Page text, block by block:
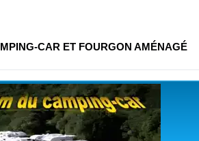
CAR ET FOURGON AMÉNAGÉ